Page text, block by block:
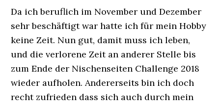
Da ich beruflich im November und Dezember
sehr beschäftigt war hatte ich für mein Hobby
keine Zeit. Nun gut, damit muss ich leben,
und die verlorene Zeit an anderer Stelle bis
zum Ende der Nischenseiten Challenge 2018
wieder aufholen. Andererseits bin ich doch
recht zufrieden dass sich auch durch mein